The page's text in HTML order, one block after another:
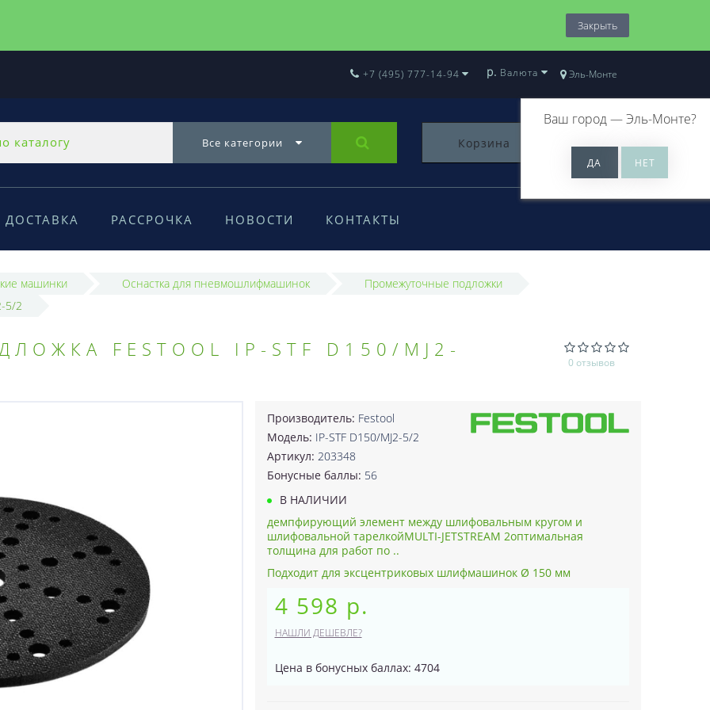
Закрыть
Эль-Монте
Ваш город —Эль-Монте?
+7 (495) 777-14-94 р. Валюта
Все категории Корзина 0
ДОСТАВКА РАССРОЧКА НОВОСТИ КОНТАКТЫ
машинки Оснастка для пневмошлифмашинок
Промежуточные подложки
5/2
FESTOOL IP-STF D150/MJ2-
0 отзывов
Производитель: Festool
Модель: IP-STF D150/MJ2-5/2
Артикул: 203348
Бонусные баллы: 56
В НАЛИЧИИ
демпфирующий элемент между шлифовальным кругом и
шлифовальной тарелкойMULTI-JETSTREAM 2оптимальная
толщина для работ по ..
Подходит для эксцентриковых шлифмашинок Ø 150 мм
4 598 р.
НАШЛИ ДЕШЕВЛЕ?
Цена в бонусных баллах: 4704